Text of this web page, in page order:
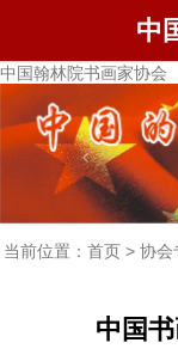
中
中国翰林院书画家协会
当前位置： 首页> 协会
中国